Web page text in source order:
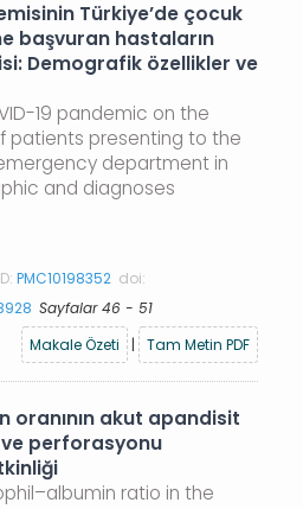
Türkiye’de çocuk
başvuran hastaların
Demografik özellikler ve
19 pandemic on the
patients presenting to the
department in
and diagnoses
PMC10198352 doi:
Sayfalar 46 - 51
Makale Özeti
| Tam Metin PDF
akut apandisit
ve perforasyonu
ratio in the